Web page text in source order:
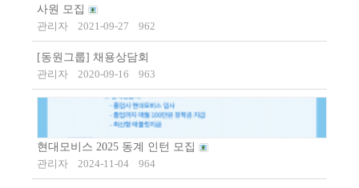
사원 모집
관리자
2021-09-27 962
[동원그룹] 채용상담회
관리자
2020-09-16 963
현대모비스 2025 동계 인턴 모집
관리자
2024-11-04 964